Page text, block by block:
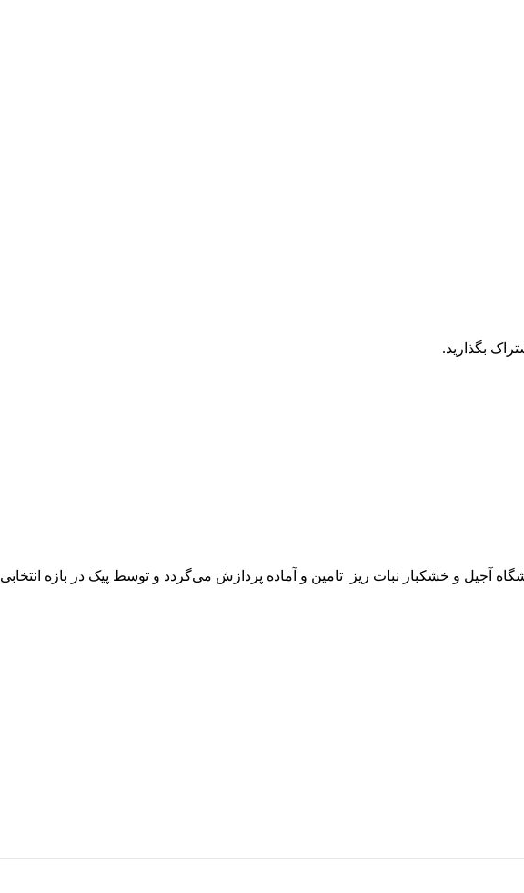
بگذارید.
آجیل و خشکبار نبات ریز تامین و آماده پردازش می‌گردد و توسط پیک در بازه